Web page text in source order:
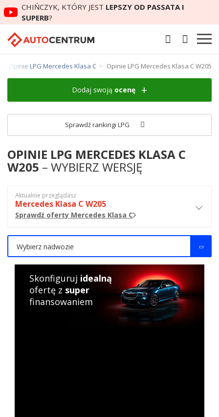
CHIŃCZYK, KTÓRY JEST LEPSZY OD PASSATA I
SUPERB?
Opinie LPG Mercedes Klasa C Opinie LPG Mercedes Klasa C W205
Dodaj swoją ocenę
Sprawdź rankingi LPG
OPINIE LPG MERCEDES KLASA C
W205 – WYBIERZ WERSJĘ
Aktualnie przeglądasz
Mercedes Klasa C W205
Sprawdź oferty Mercedes Klasa C
Wybierz nadwozie
Skonfiguruj idealną
ofertę z super
finansowaniem